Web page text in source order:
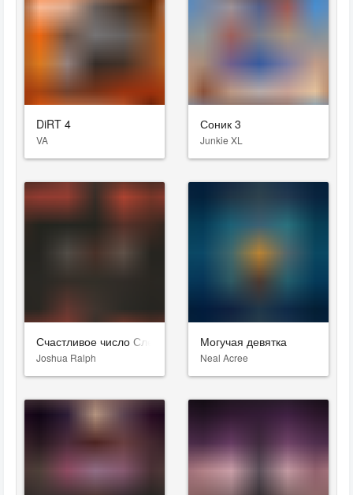
DiRT 4
VA
Соник 3
Junkie XL
Счастливое число Слевина
Joshua Ralph
Могучая девятка
Neal Acree